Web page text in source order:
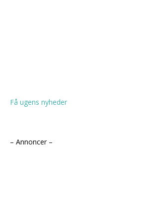
Få ugens nyheder
– Annoncer –